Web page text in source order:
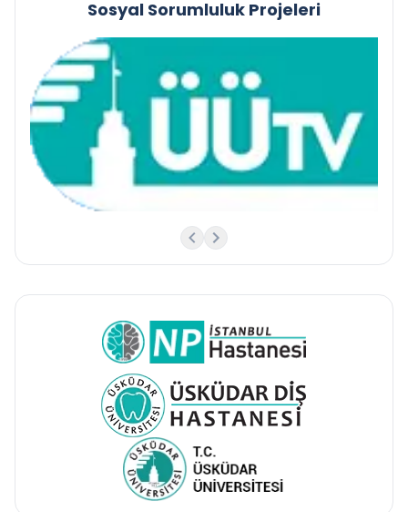
Sosyal Sorumluluk Projeleri